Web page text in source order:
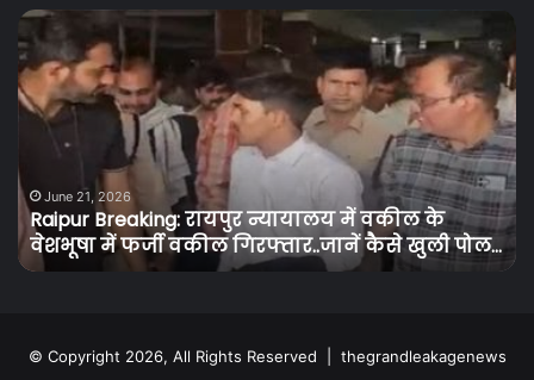
Cg
Breaking:
प्रदेश
के
बिजली
उपभोक्ताओं
तगड़ा
झटका,
बिजली
के
30
June 15, 2026
Cg Breaking: प्रदेश के बिजली उपभोक्ताओं को तगड़ा
झटका, बिजली के दामों में 30 से 50 पैसे प्रति यूनिट की
गई बढ़ोतरी…
© Copyright 2026, All Rights Reserved | thegrandleakagenews